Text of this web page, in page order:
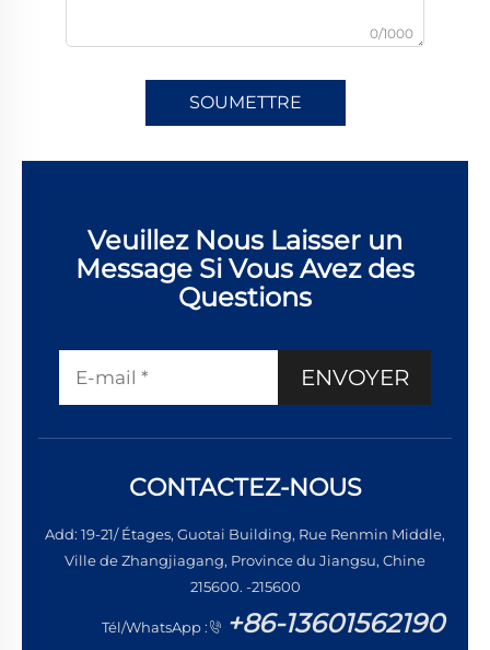
0/1000
SOUMETTRE
Veuillez Nous Laisser un
Message Si Vous Avez des
Questions
ENVOYER
CONTACTEZ-NOUS
Add: 19-21/ Étages, Guotai Building, Rue Renmin Middle,
Ville de Zhangjiagang, Province du Jiangsu, Chine
215600. -215600
Tél/WhatsApp : +86-13601562190